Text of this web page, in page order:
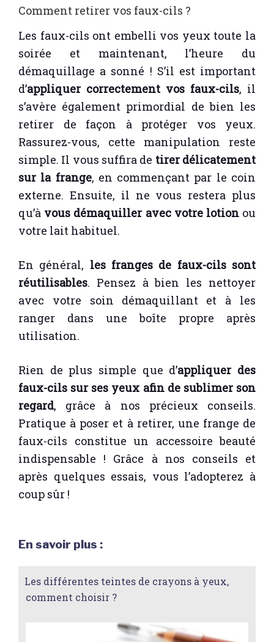
Comment retirer vos faux-cils ?
Les faux-cils ont embelli vos yeux toute la
soirée et maintenant, l’heure du
démaquillage a sonné ! S’il est important
d’appliquer correctement vos faux-cils, il
s’avère également primordial de bien les
retirer de façon à protéger vos yeux.
Rassurez-vous, cette manipulation reste
simple. Il vous suffira de tirer délicatement
sur la frange, en commençant par le coin
externe. Ensuite, il ne vous restera plus
qu’à vous démaquiller avec votre lotionou
votre lait habituel.
En général, les franges de faux-cils sont
réutilisables. Pensez à bien les nettoyer
avec votre soin démaquillant et à les
ranger dans une boîte propre après
utilisation.
Rien de plus simple que d’appliquer des
faux-cils sur ses yeux afin de sublimer son
regard, grâce à nos précieux conseils.
Pratique à poser et à retirer, une frange de
faux-cils constitue un accessoire beauté
indispensable ! Grâce à nos conseils et
après quelques essais, vous l’adopterez à
coup sûr !
En savoir plus :
Les différentes teintes de crayons à yeux,
comment choisir ?